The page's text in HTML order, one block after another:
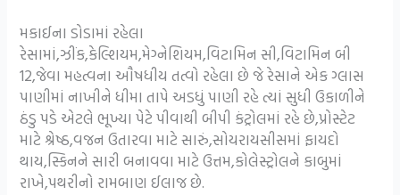
મકાઈના ડોડામાં રહેલા
રેસામાં,ઝીંક,કેલ્શિયમ,મેગ્નેશિયમ,વિટામિન સી,વિટામિન બી
12,જેવા મહત્વના ઔષધીય તત્વો રહેલા છે જે રેસાને એક ગ્લાસ
પાણીમાં નાખીને ધીમા તાપે અડધું પાણી રહે ત્યાં સુધી ઉકાળીને
ઠંડુ પડે એટલે ભૂખ્યા પેટે પીવાથી બીપી કંટ્રોલમાં રહે છે,પ્રોસ્ટેટ
માટે શ્રેષ્ઠ,વજન ઉતારવા માટે સારું,સોયરાયસીસમાં ફાયદો
થાય,સ્કિનને સારી બનાવવા માટે ઉત્તમ,કોલેસ્ટ્રોલને કાબુમાં
રાખે,પથરીનો રામબાણ ઈલાજ છે.